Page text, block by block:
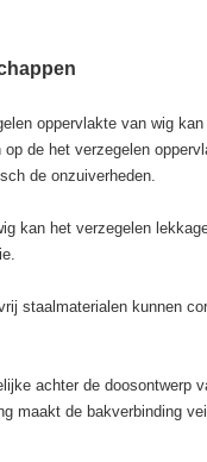
oppervlakte van wig
op de het verzegelen
de onzuiverheden.
kan het verzegelen
staalmaterialen kunnen
achter de doosontwerp
maakt de bakverbinding